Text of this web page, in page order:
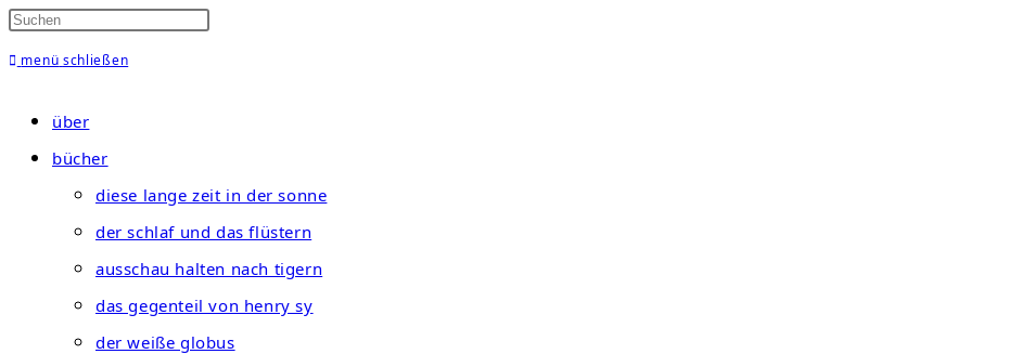
umschalten
menü schließen
über
bücher
diese lange zeit in der sonne
der schlaf und das flüstern
ausschau halten nach tigern
das gegenteil von henry sy
der weiße globus